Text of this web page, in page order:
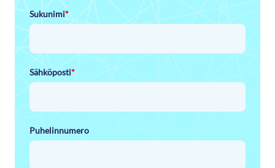
Sukunimi*
Sähköposti*
Puhelinnumero